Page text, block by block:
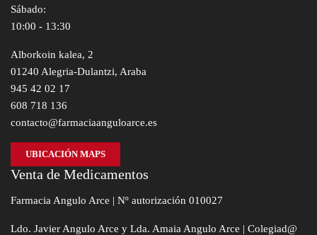
Sábado:
10:00 - 13:30
Alborkoin kalea, 2
01240 Alegria-Dulantzi, Araba
945 42 02 17
608 718 136
contacto@farmaciaanguloarce.es
UBICACIÓN MAPS
Venta de Medicamentos
Farmacia Angulo Arce | Nº autorización 010027
Ldo. Javier Angulo Arce y Lda. Amaia Angulo Arce | Colegiad@